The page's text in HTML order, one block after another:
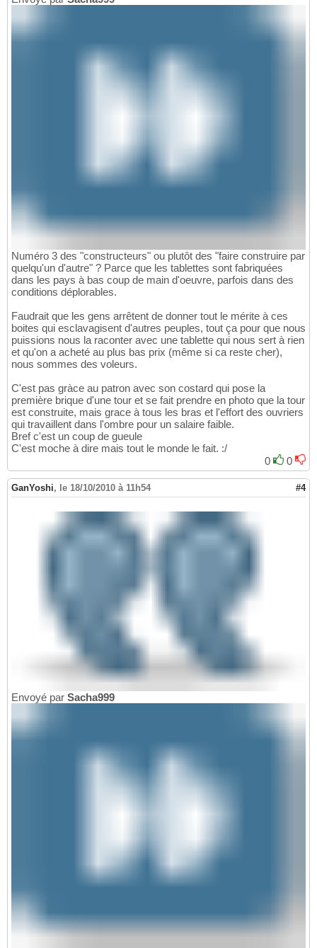
Numéro 3 des "constructeurs" ou plutôt des "faire construire par
quelqu'un d'autre" ? Parce que les tablettes sont fabriquées
dans les pays à bas coup de main d'oeuvre, parfois dans des
conditions déplorables.
Faudrait que les gens arrêtent de donner tout le mérite à ces
boites qui esclavagisent d'autres peuples, tout ça pour que nous
puissions nous la raconter avec une tablette qui nous sert à rien
et qu'on a acheté au plus bas prix (même si ca reste cher),
nous sommes des voleurs.
C'est pas gràce au patron avec son costard qui pose la
première brique d'une tour et se fait prendre en photo que la tour
est construite, mais grace à tous les bras et l'effort des ouvriers
qui travaillent dans l'ombre pour un salaire faible.
Bref c'est un coup de gueule
C'est moche à dire mais tout le monde le fait. :/
0
0
GanYoshi, le 18/10/2010 à 11h54 #4
Envoyé par Sacha999